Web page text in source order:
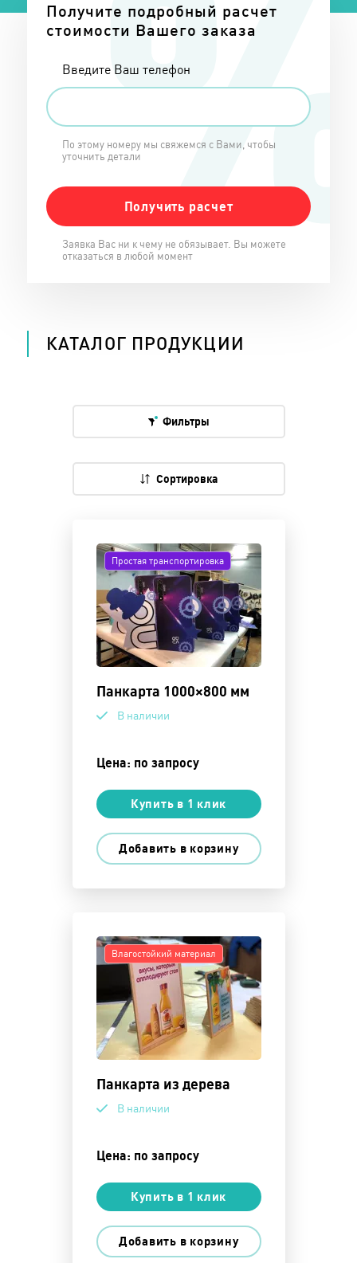
Получите подробный расчет
стоимости Вашего заказа
Введите Ваш телефон
По этому номеру мы свяжемся с Вами, чтобы
уточнить детали
Заявка Вас ни к чему не обязывает. Вы можете
отказаться в любой момент
КАТАЛОГ ПРОДУКЦИИ
Панкарта 1000×800 мм
Простая транспортировка
В наличии
Цена: по запросу
Купить в 1 клик
Добавить в корзину
Панкарта из дерева
Влагостойкий материал
В наличии
Цена: по запросу
Купить в 1 клик
Добавить в корзину
Сортировка
Фильтры